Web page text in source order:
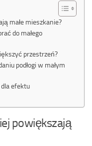
małe mieszkanie?
do małego
przestrzeń?
podłogi w małym
dla efektu
powiększają